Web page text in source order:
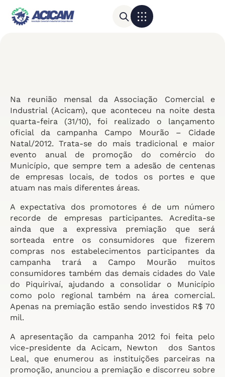
Na reunião mensal da Associação Comercial e
Industrial (Acicam), que aconteceu na noite desta
quarta-feira (31/10), foi realizado o lançamento
oficial da campanha Campo Mourão – Cidade
Natal/2012. Trata-se do mais tradicional e maior
evento anual de promoção do comércio do
Município, que sempre tem a adesão de centenas
de empresas locais, de todos os portes e que
atuam nas mais diferentes áreas.
A expectativa dos promotores é de um número
recorde de empresas participantes. Acredita-se
ainda que a expressiva premiação que será
sorteada entre os consumidores que fizerem
compras nos estabelecimentos participantes da
campanha trará a Campo Mourão muitos
consumidores também das demais cidades do Vale
do Piquirivaí, ajudando a consolidar o Município
como polo regional também na área comercial.
Apenas na premiação estão sendo investidos R$ 70
mil.
A apresentação da campanha 2012 foi feita pelo
vice-presidente da Acicam, Newton dos Santos
Leal, que enumerou as instituições parceiras na
promoção, anunciou a premiação e discorreu sobre